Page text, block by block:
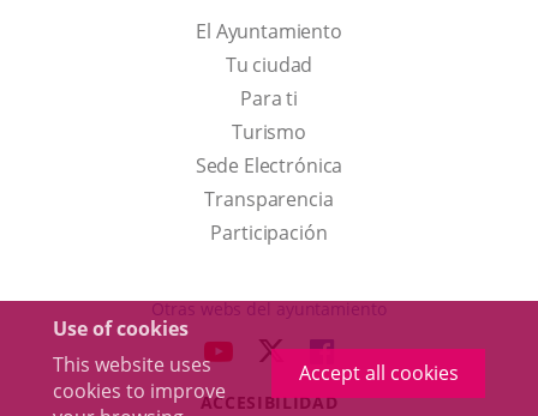
Use of cookies
This website uses
cookies to improve
Accept all cookies
El Ayuntamiento
Tu ciudad
Para ti
TurismoThis
link
will
open
a
up
window.
Sede Electrónica
Transparencia
Participación
Otras webs del ayuntamiento
LINK
EXTERNAL
LINK
TO
EXTERNAL
LINK
TO
EXTERNAL
ACCESIBILIDAD